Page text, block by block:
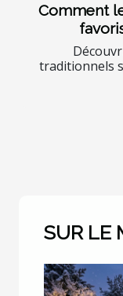
Comment
traditionnels
SUR LE